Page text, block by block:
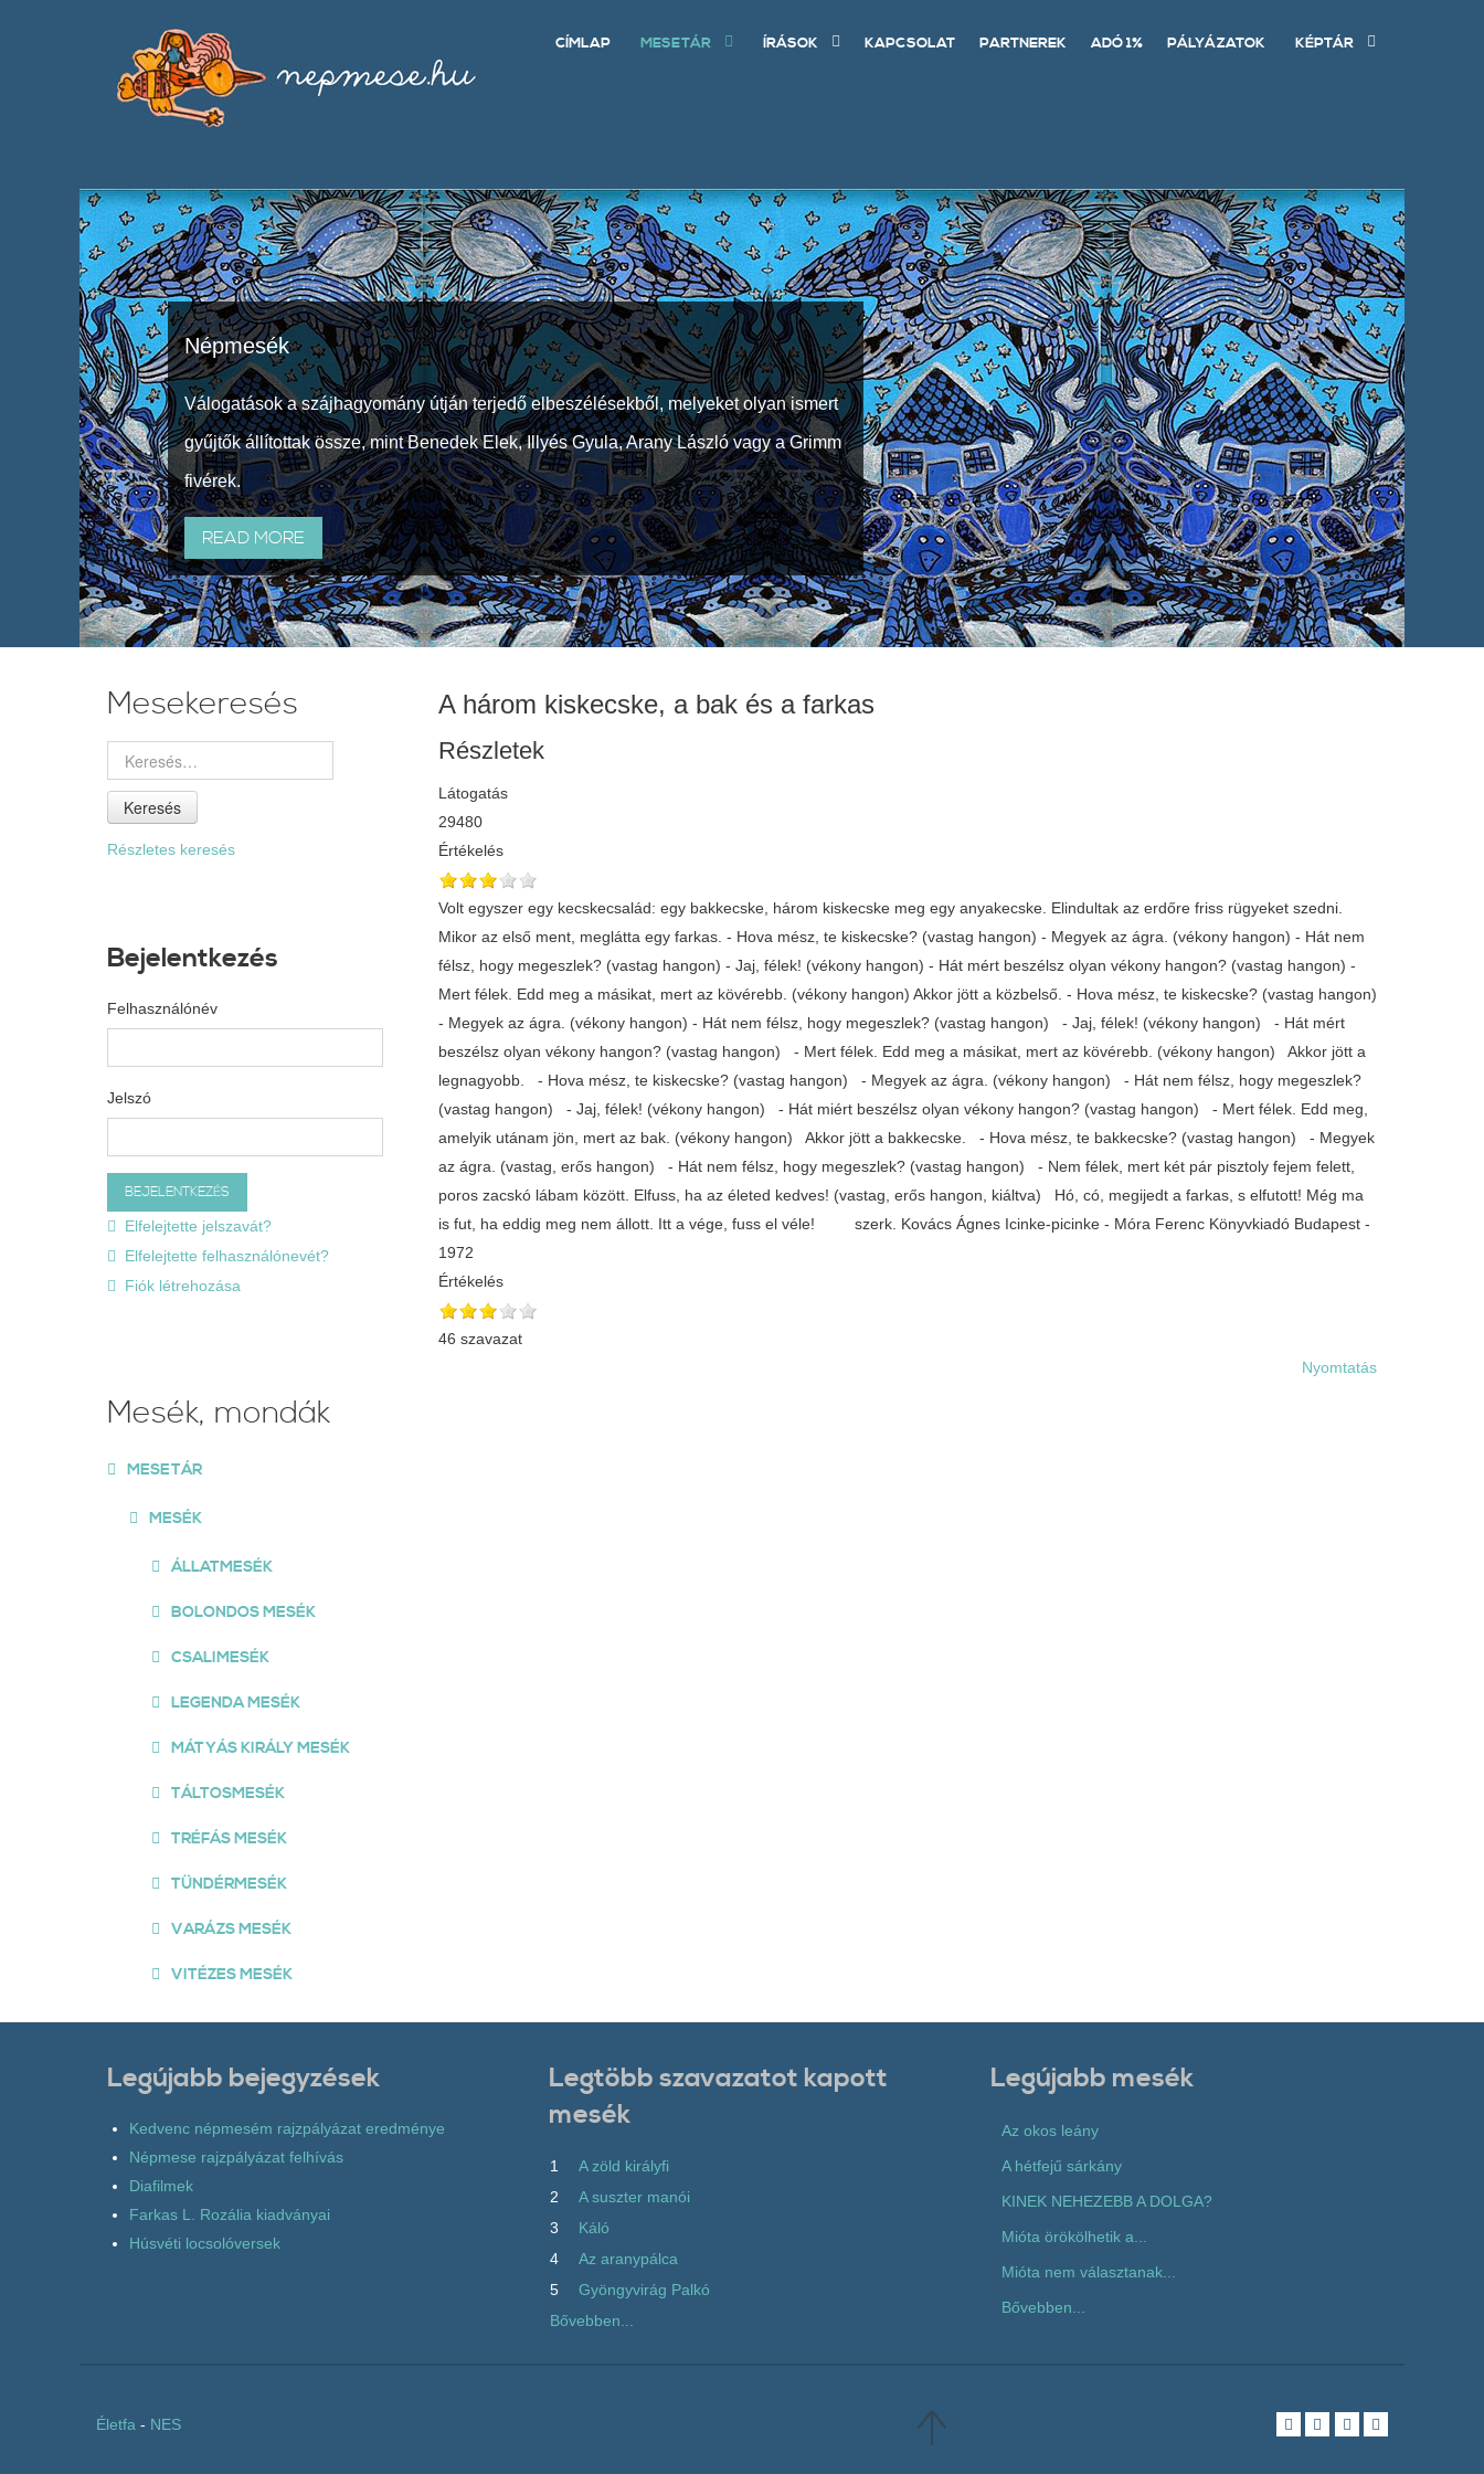
CÍMLAP MESETÁR ÍRÁSOK KAPCSOLAT PARTNEREK ADÓ 1% PÁLYÁZATOK KÉPTÁR
Népmesék
Válogatások a szájhagyomány útján terjedő elbeszélésekből, melyeket olyan ismert
gyűjtők állítottak össze, mint Benedek Elek, Illyés Gyula, Arany László vagy a Grimm
fivérek.
READ MORE
A három kiskecske, a bak és a farkas
Részletek
Látogatás
29480
Értékelés
Volt egyszer egy kecskecsalád: egy bakkecske, három kiskecske meg egy anyakecske. Elindultak az erdőre friss rügyeket szedni.
Mikor az első ment, meglátta egy farkas. - Hova mész, te kiskecske? (vastag hangon) - Megyek az ágra. (vékony hangon) - Hát nem
félsz, hogy megeszlek? (vastag hangon) - Jaj, félek! (vékony hangon) - Hát mért beszélsz olyan vékony hangon? (vastag hangon) -
Mert félek. Edd meg a másikat, mert az kövérebb. (vékony hangon) Akkor jött a közbelső. - Hova mész, te kiskecske? (vastag hangon)
- Megyek az ágra. (vékony hangon) - Hát nem félsz, hogy megeszlek? (vastag hangon) - Jaj, félek! (vékony hangon) - Hát mért
beszélsz olyan vékony hangon? (vastag hangon) - Mert félek. Edd meg a másikat, mert az kövérebb. (vékony hangon) Akkor jött a
legnagyobb. - Hova mész, te kiskecske? (vastag hangon) - Megyek az ágra. (vékony hangon) - Hát nem félsz, hogy megeszlek?
(vastag hangon) - Jaj, félek! (vékony hangon) - Hát miért beszélsz olyan vékony hangon? (vastag hangon) - Mert félek. Edd meg,
amelyik utánam jön, mert az bak. (vékony hangon) Akkor jött a bakkecske. - Hova mész, te bakkecske? (vastag hangon) - Megyek
az ágra. (vastag, erős hangon) - Hát nem félsz, hogy megeszlek? (vastag hangon) - Nem félek, mert két pár pisztoly fejem felett,
poros zacskó lábam között. Elfuss, ha az életed kedves! (vastag, erős hangon, kiáltva) Hó, có, megijedt a farkas, s elfutott! Még ma
is fut, ha eddig meg nem állott. Itt a vége, fuss el véle! szerk. Kovács Ágnes Icinke-picinke - Móra Ferenc Könyvkiadó Budapest -
1972
Értékelés
46 szavazat
Nyomtatás
Mesekeresés
Keresés
Részletes keresés
Bejelentkezés
Felhasználónév
Jelszó
Elfelejtette jelszavát?
Elfelejtette felhasználónevét?
Fiók létrehozása
Mesék, mondák
MESETÁR
MESÉK
ÁLLATMESÉK
BOLONDOS MESÉK
CSALIMESÉK
LEGENDA MESÉK
MÁTYÁS KIRÁLY MESÉK
TÁLTOSMESÉK
TRÉFÁS MESÉK
TÜNDÉRMESÉK
VARÁZS MESÉK
VITÉZES MESÉK
Legújabb bejegyzések
Kedvenc népmesém rajzpályázat eredménye
Népmese rajzpályázat felhívás
Diafilmek
Farkas L. Rozália kiadványai
Húsvéti locsolóversek
Legtöbb szavazatot kapott
mesék
1
A zöld királyfi
2
A suszter manói
3
Káló
4
Az aranypálca
5
Gyöngyvirág Palkó
Bővebben...
Legújabb mesék
Az okos leány
A hétfejű sárkány
KINEK NEHEZEBB A DOLGA?
Mióta örökölhetik a...
Mióta nem választanak...
Bővebben...
Életfa - NES